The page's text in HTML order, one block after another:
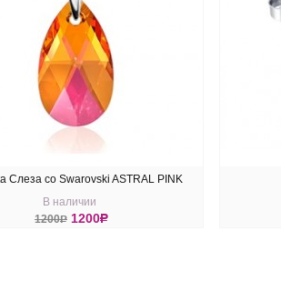
Слеза со Swarovski ASTRAL PINK
В наличии
1200R 1200R